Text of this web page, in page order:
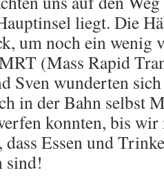
liegt. Die
um noch ein wenig
(Mass Rapid
Sven wunderten sich
in der Bahn selbst
konnten, bis wir
dass Essen und
sind!